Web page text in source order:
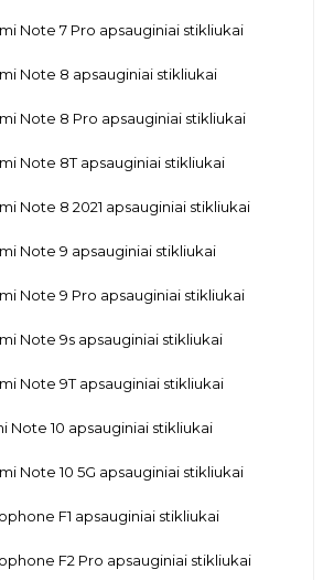
Note 7 Pro apsauginiai stikliukai
Note 8 apsauginiai stikliukai
Note 8 Pro apsauginiai stikliukai
Note 8T apsauginiai stikliukai
Note 8 2021 apsauginiai stikliukai
Note 9 apsauginiai stikliukai
Note 9 Pro apsauginiai stikliukai
Note 9s apsauginiai stikliukai
Note 9T apsauginiai stikliukai
Note 10 apsauginiai stikliukai
Note 10 5G apsauginiai stikliukai
F1 apsauginiai stikliukai
F2 Pro apsauginiai stikliukai